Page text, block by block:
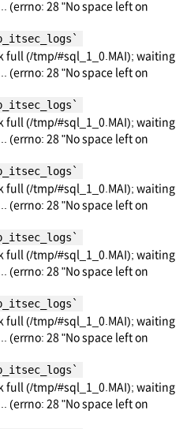
(errno: 28 "No space left on
full (/tmp/#sql_1_0.MAI); waiting
(errno: 28 "No space left on
full (/tmp/#sql_1_0.MAI); waiting
(errno: 28 "No space left on
full (/tmp/#sql_1_0.MAI); waiting
(errno: 28 "No space left on
full (/tmp/#sql_1_0.MAI); waiting
(errno: 28 "No space left on
full (/tmp/#sql_1_0.MAI); waiting
(errno: 28 "No space left on
full (/tmp/#sql_1_0.MAI); waiting
(errno: 28 "No space left on